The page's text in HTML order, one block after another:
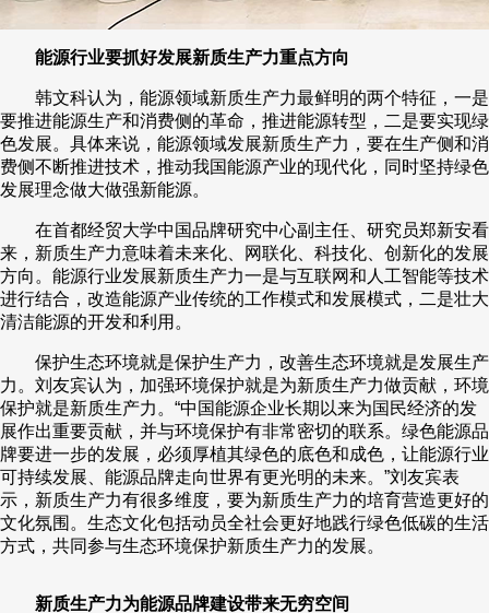
能源行业要抓好发展新质生产力重点方向
韩文科认为，能源领域新质生产力最鲜明的两个特征，一是
要推进能源生产和消费侧的革命，推进能源转型，二是要实现绿
色发展。具体来说，能源领域发展新质生产力，要在生产侧和消
费侧不断推进技术，推动我国能源产业的现代化，同时坚持绿色
发展理念做大做强新能源。
在首都经贸大学中国品牌研究中心副主任、研究员郑新安看
来，新质生产力意味着未来化、网联化、科技化、创新化的发展
方向。能源行业发展新质生产力一是与互联网和人工智能等技术
进行结合，改造能源产业传统的工作模式和发展模式，二是壮大
清洁能源的开发和利用。
保护生态环境就是保护生产力，改善生态环境就是发展生产
力。刘友宾认为，加强环境保护就是为新质生产力做贡献，环境
保护就是新质生产力。“中国能源企业长期以来为国民经济的发
展作出重要贡献，并与环境保护有非常密切的联系。绿色能源品
牌要进一步的发展，必须厚植其绿色的底色和成色，让能源行业
可持续发展、能源品牌走向世界有更光明的未来。”刘友宾表
示，新质生产力有很多维度，要为新质生产力的培育营造更好的
文化氛围。生态文化包括动员全社会更好地践行绿色低碳的生活
方式，共同参与生态环境保护新质生产力的发展。
新质生产力为能源品牌建设带来无穷空间